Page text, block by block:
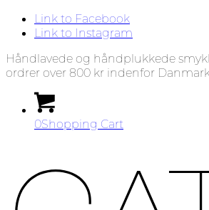
Link to Facebook
Link to Instagram
Håndlavede og håndplukkede
ordrer over 800 kr indenfor
0Shopping Cart